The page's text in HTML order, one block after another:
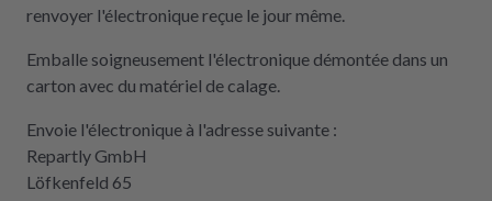
renvoyer l'électronique reçue le jour même.
Emballe soigneusement l'électronique démontée dans un
carton avec du matériel de calage.
Envoie l'électronique à l'adresse suivante :
Repartly GmbH
Löfkenfeld 65